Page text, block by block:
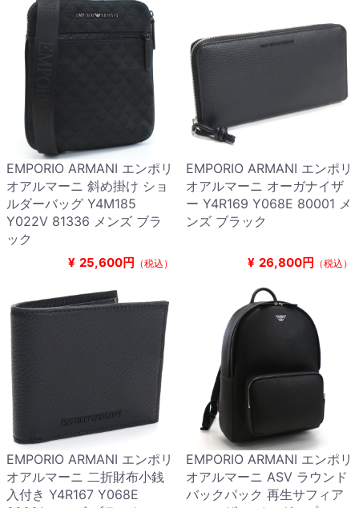
EMPORIO ARMANI エンポリ
オアルマーニ 斜め掛け ショ
ルダーバッグ Y4M185
Y022V 81336 メンズ ブラ
ック
¥ 25,600円 （税込）
EMPORIO ARMANI エンポリ
オアルマーニ オーガナイザ
ー Y4R169 Y068E 80001 メ
ンズ ブラック
¥ 26,800円 （税込）
EMPORIO ARMANI エンポリ
オアルマーニ 二折財布小銭
入付き Y4R167 Y068E
EMPORIO ARMANI エンポリ
オアルマーニ ASV ラウンド
バックパック 再生サフィア